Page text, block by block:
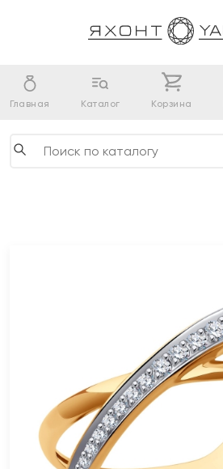
Главная Каталог Корзина